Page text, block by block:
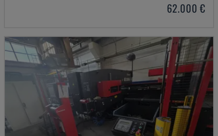
62.000 €